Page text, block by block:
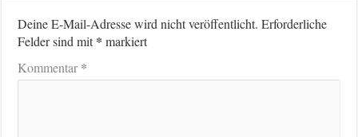
Deine E-Mail-Adresse wird nicht veröffentlicht. Erforderliche
Felder sind mit* markiert
Kommentar*